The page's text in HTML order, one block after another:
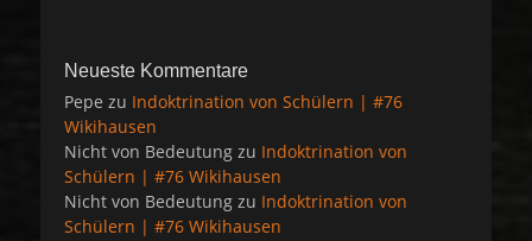
Neueste Kommentare
Pepe zu Indoktrination von Schülern | #76
Wikihausen
Nicht von Bedeutung zu Indoktrination von
Schülern | #76 Wikihausen
Nicht von Bedeutung zu Indoktrination von
Schülern | #76 Wikihausen